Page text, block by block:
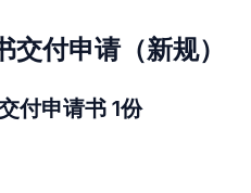
付申请（新规）
付申请书 1份